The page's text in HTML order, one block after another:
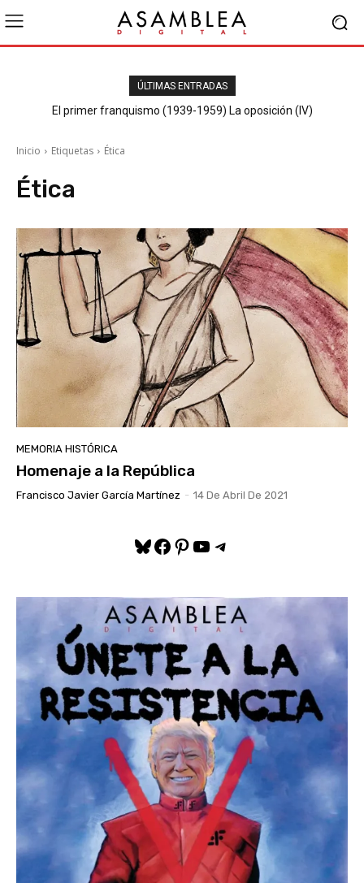
ÚLTIMAS ENTRADAS
El primer franquismo (1939-1959) La oposición (IV)
Inicio Etiquetas Ética
Ética
MEMORIA HISTÓRICA
Homenaje a la República
Francisco Javier García Martínez - 14 De Abril De 2021
Bluesky
Facebook
Pinterest
YouTube
Telegram